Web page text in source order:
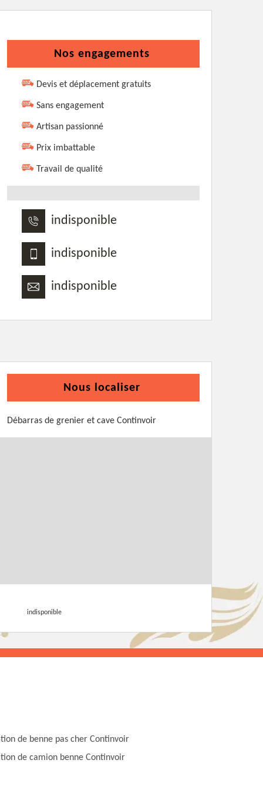
Nos engagements
Devis et déplacement gratuits
Sans engagement
Artisan passionné
Prix imbattable
Travail de qualité
indisponible
indisponible
indisponible
Nous localiser
Débarras de grenier et cave Continvoir
indisponible
de benne pas cher Continvoir
de camion benne Continvoir